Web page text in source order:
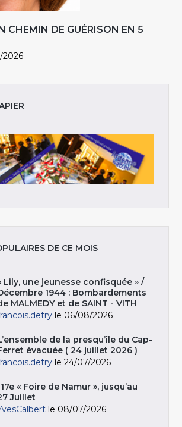
CHEMIN DE GUÉRISON EN 5
2026
DE CE MOIS
Lily, une jeunesse confisquée » /
1944 : Bombardements
MALMEDY et de SAINT - VITH
le 06/08/2026
de la presqu’île du Cap-
évacuée ( 24 juillet 2026 )
le 24/07/2026
« Foire de Namur », jusqu’au
Juillet
le 08/07/2026